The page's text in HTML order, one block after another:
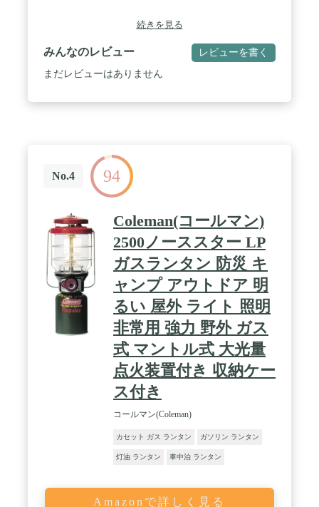
続きを見る
みんなのレビュー レビューを書く
まだレビューはありません
No.4 94
Coleman(コールマン)
2500ノーススター LP
ガスランタン 防災 キ
ャンプ アウトドア 明
るい 屋外 ライト 照明
非常用 強力 野外 ガス
式 マントル式 大光量
点火装置付き 収納ケー
ス付き
コールマン(Coleman)
カセット ガス ランタン ガソリン ランタン
灯油 ランタン 車中泊 ランタン
Amazonで詳しく見る